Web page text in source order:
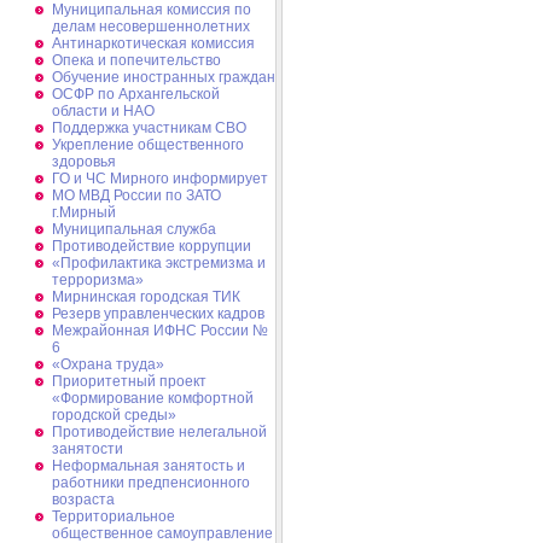
Муниципальная комиссия по
делам несовершеннолетних
Антинаркотическая комиссия
Опека и попечительство
Обучение иностранных граждан
ОСФР по Архангельской
области и НАО
Поддержка участникам СВО
Укрепление общественного
здоровья
ГО и ЧС Мирного информирует
МО МВД России по ЗАТО
г.Мирный
Муниципальная cлужба
Противодействие коррупции
«Профилактика экстремизма и
терроризма»
Мирнинская городская ТИК
Резерв управленческих кадров
Межрайонная ИФНС России №
6
«Охрана труда»
Приоритетный проект
«Формирование комфортной
городской среды»
Противодействие нелегальной
занятости
Неформальная занятость и
работники предпенсионного
возраста
Территориальное
общественное самоуправление